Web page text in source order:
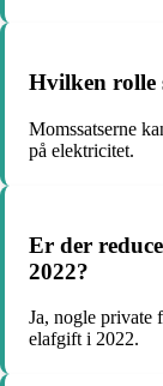
Hvilken rolle
Momssatserne
på elektricitet.
Er der
2022?
Ja, nogle private
elafgift i 2022.